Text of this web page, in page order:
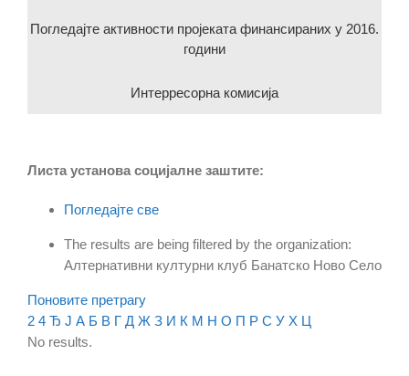
Погледајте активности пројеката финансираних у 2016.
години
Интерресорна комисија
Листа установа социјалне заштите:
Погледајте све
The results are being filtered by the organization:
Алтернативни културни клуб Банатско Ново Село
Поновите претрагу
2 4 Ђ Ј А Б В Г Д Ж З И К М Н О П Р С У Х Ц
No results.